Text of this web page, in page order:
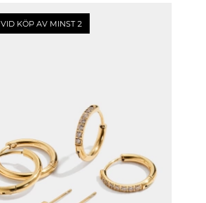
VID KÖP AV MINST 2